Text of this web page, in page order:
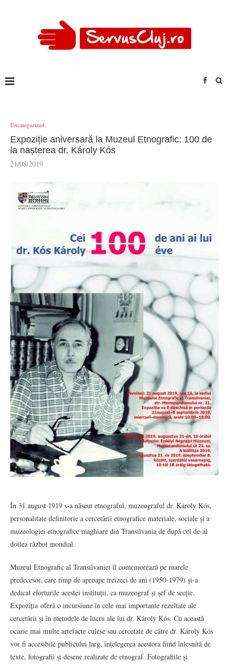
Uncategorized
Expoziție aniversară la Muzeul Etnografic: 100 de
la nașterea dr. Károly Kós
21/08/2019
În 31 august 1919 s-a născut etnograful, muzeograful dr. Károly Kós,
personalitate definitorie a cercetării etnografice materiale, sociale şi a
muzeologiei etnografice maghiare din Transilvania de după cel de-al
doilea război mondial.
Muzeul Etnografic al Transilvaniei îl comemorează pe marele
predecesor, care timp de aproape treizeci de ani (1950-1979) și-a
dedicat eforturile acestei instituții, ca muzeograf și șef de secție.
Expoziția oferă o incursiune în cele mai importante rezultate ale
cercetării și în metodele de lucru ale lui dr. Károly Kós. Cu această
ocazie mai multe artefacte culese sau cercetate de către dr. Károly Kós
vor fi accesibile publicului larg, înțelegerea acestora fiind înlesnită de
texte, fotografii și desene realizate de etnograf. Fotografiile și